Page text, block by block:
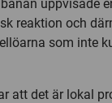
uppvisade
reaktion och
som inte
att det är lokal